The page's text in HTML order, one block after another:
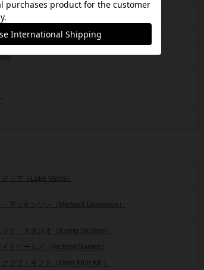
of Strategic Chance
分
メリア（Luke Melia）
・ディキンソン（Michael Dickinson）
ック・スタジオ（Iconiq Studios）
イトゲームズ（Arclight Games）
クラブ・キフト（Gém Klub Kft.）